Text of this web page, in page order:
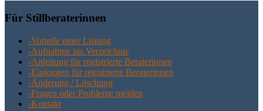
Für Still­be­ra­te­rin­nen
-Vor­tei­le einer Listung
-Auf­nah­me ins Verzeichnis
-Anlei­tung für regis­trier­te Beraterinnen
-Ein­log­gen für regis­trier­te Beraterinnen
-Ände­rung / Löschung
-Fra­gen oder Pro­ble­me melden
-Kon­takt